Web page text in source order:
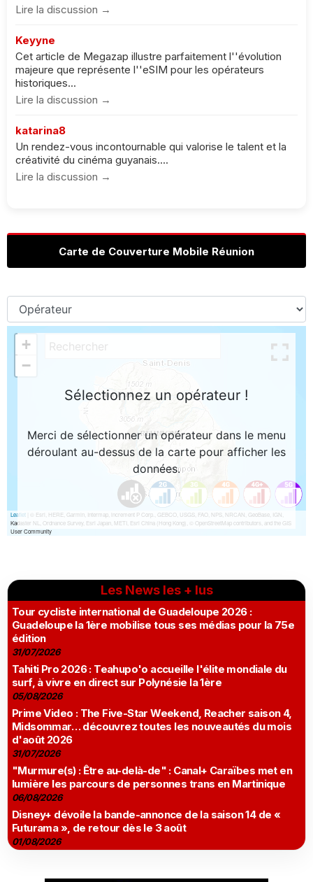
Lire la discussion →
Keyyne
Cet article de Megazap illustre parfaitement l''évolution
majeure que représente l''eSIM pour les opérateurs
historiques...
Lire la discussion →
katarina8
Un rendez-vous incontournable qui valorise le talent et la
créativité du cinéma guyanais....
Lire la discussion →
Carte de Couverture Mobile Réunion
Les News les + lus
Tour cycliste international de Guadeloupe 2026 :
Guadeloupe la 1ère mobilise tous ses médias pour la 75e
édition
31/07/2026
Tahiti Pro 2026 : Teahupo'o accueille l'élite mondiale du
surf, à vivre en direct sur Polynésie la 1ère
05/08/2026
Prime Video : The Five-Star Weekend, Reacher saison 4,
Midsommar… découvrez toutes les nouveautés du mois
d'août 2026
31/07/2026
"Murmure(s) : Être au-delà-de" : Canal+ Caraïbes met en
lumière les parcours de personnes trans en Martinique
06/08/2026
Disney+ dévoile la bande-annonce de la saison 14 de «
Futurama », de retour dès le 3 août
01/08/2026